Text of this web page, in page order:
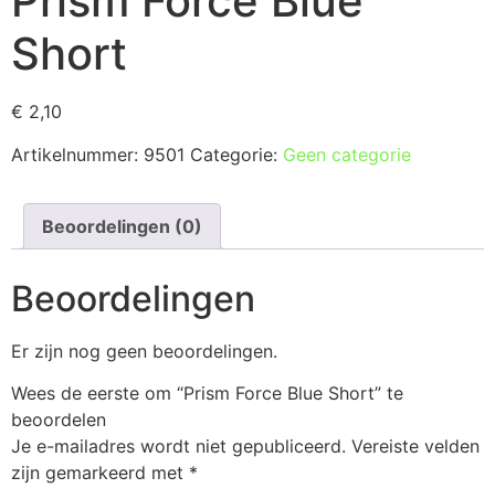
Short
€ 2,10
Artikelnummer: 9501 Categorie: Geen categorie
Beoordelingen (0)
Beoordelingen
Er zijn nog geen beoordelingen.
Wees de eerste om “Prism Force Blue Short” te
beoordelen
Je e-mailadres wordt niet gepubliceerd. Vereiste velden
zijn gemarkeerd met *